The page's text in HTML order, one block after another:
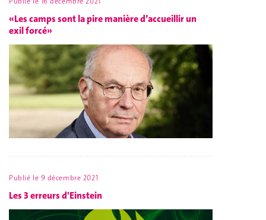
«Les camps sont la pire manière d’accueillir un
exil forcé»
Publié le 9 décembre 2021
Les 3 erreurs d'Einstein